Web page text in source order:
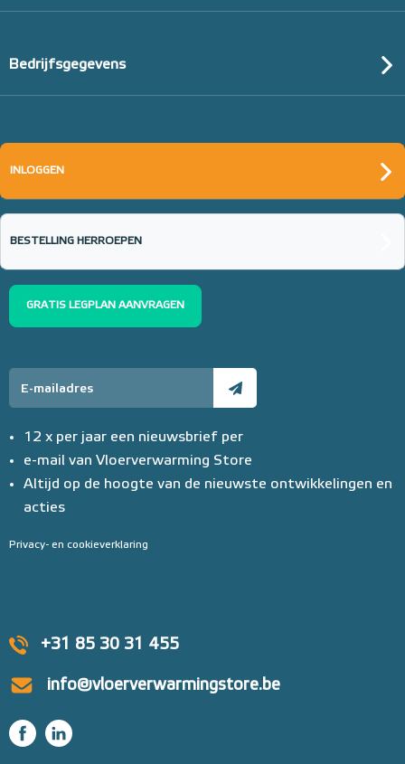
(thermisch 10m² per pak)
€ 152,23
+31 85 30 31 455
info@vloerverwarmingstore.be
Bedrijfsgegevens
INLOGGEN
BESTELLING HERROEPEN
GRATIS LEGPLAN AANVRAGEN
12 x per jaar een nieuwsbrief per
e-mail van Vloerverwarming Store
Altijd op de hoogte van de nieuwste ontwikkelingen en
acties
Privacy- en cookieverklaring